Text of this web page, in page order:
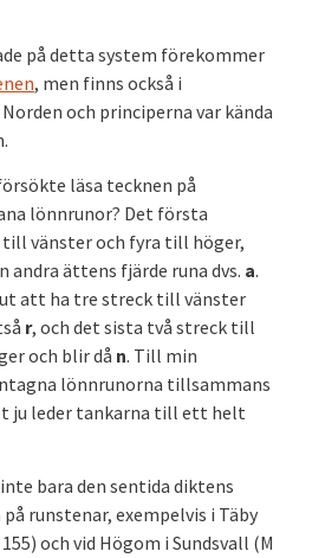
på detta system förekommer
, men finns också i
och principerna var kända
läsa tecknen på
lönnrunor? Det första
vänster och fyra till höger,
andra ättens fjärde runa dvs. a.
att ha tre streck till vänster
r, och det sista två streck till
och blir då n. Till min
lönnrunorna tillsammans
ju leder tankarna till ett helt
inte bara den sentida diktens
runstenar, exempelvis i Täby
och vid Högom i Sundsvall (M